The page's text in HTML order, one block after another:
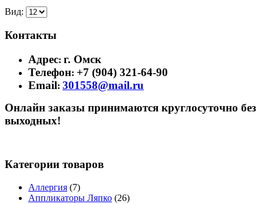
Вид:
Контакты
Адрес: г. Омск
Телефон: +7 (904) 321-64-90
Email: 301558@mail.ru
Онлайн заказы принимаются круглосуточно без
выходных!
Категории товаров
Аллергия (7)
Аппликаторы Ляпко (26)